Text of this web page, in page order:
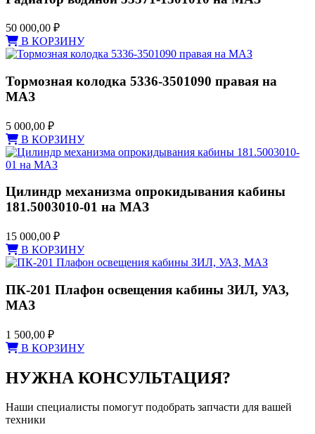
50 000,00 ₽
В КОРЗИНУ
Тормозная колодка 5336-3501090 правая на
МАЗ
5 000,00 ₽
В КОРЗИНУ
Цилиндр механизма опрокидывания кабины
181.5003010-01 на МАЗ
15 000,00 ₽
В КОРЗИНУ
ПК-201 Плафон освещения кабины ЗИЛ, УАЗ,
МАЗ
1 500,00 ₽
В КОРЗИНУ
НУЖНА КОНСУЛЬТАЦИЯ?
Наши специалисты помогут подобрать запчасти для вашей
техники